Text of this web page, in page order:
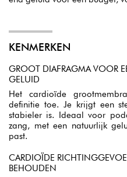
KENMERKEN
GROOT DIAFRAGMA VOOR
GELUID
Het cardioïde
definitie toe. Je krijgt een
stabieler is. Ideaal voor
zang, met een natuurlijk
past.
CARDIOÏDE
BEHOUDEN